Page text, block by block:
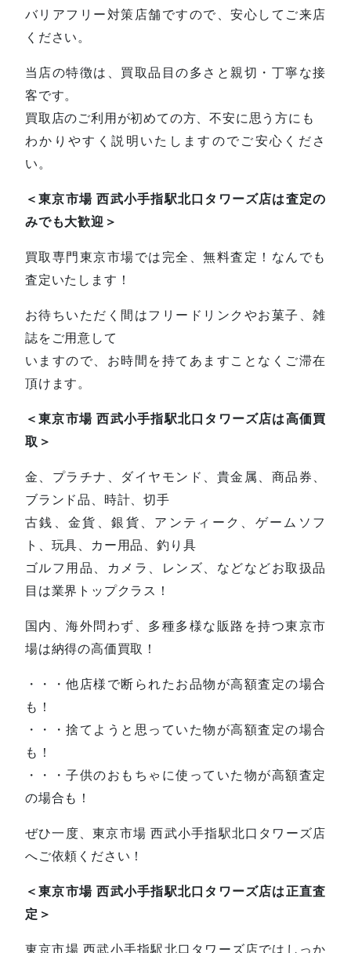
バリアフリー対策店舗ですので、安心してご来店
ください。
当店の特徴は、買取品目の多さと親切・丁寧な接
客です。
買取店のご利用が初めての方、不安に思う方にも
わかりやすく説明いたしますのでご安心くださ
い。
＜東京市場 西武小手指駅北口タワーズ店は査定の
みでも大歓迎＞
買取専門東京市場では完全、無料査定！なんでも
査定いたします！
お待ちいただく間はフリードリンクやお菓子、雑
誌をご用意して
いますので、お時間を持てあますことなくご滞在
頂けます。
＜東京市場 西武小手指駅北口タワーズ店は高価買
取＞
金、プラチナ、ダイヤモンド、貴金属、商品券、
ブランド品、時計、切手
古銭、金貨、銀貨、アンティーク、ゲームソフ
ト、玩具、カー用品、釣り具
ゴルフ用品、カメラ、レンズ、などなどお取扱品
目は業界トップクラス！
国内、海外問わず、多種多様な販路を持つ東京市
場は納得の高価買取！
・・・他店様で断られたお品物が高額査定の場合
も！
・・・捨てようと思っていた物が高額査定の場合
も！
・・・子供のおもちゃに使っていた物が高額査定
の場合も！
ぜひ一度、東京市場 西武小手指駅北口タワーズ店
へご依頼ください！
＜東京市場 西武小手指駅北口タワーズ店は正直査
定＞
東京市場 西武小手指駅北口タワーズ店ではしっか